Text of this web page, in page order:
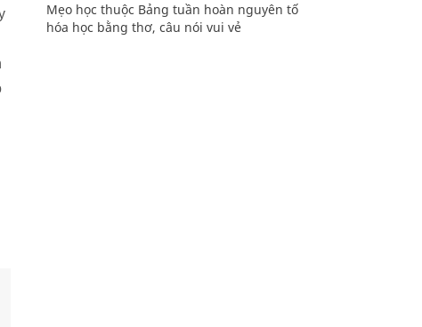
Mẹo học thuộc Bảng tuần hoàn nguyên tố
hóa học bằng thơ, câu nói vui vẻ